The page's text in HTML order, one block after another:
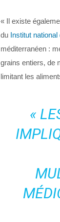
« Il existe
du Institut
méditerranéen :
grains entiers, de
limitant les
«